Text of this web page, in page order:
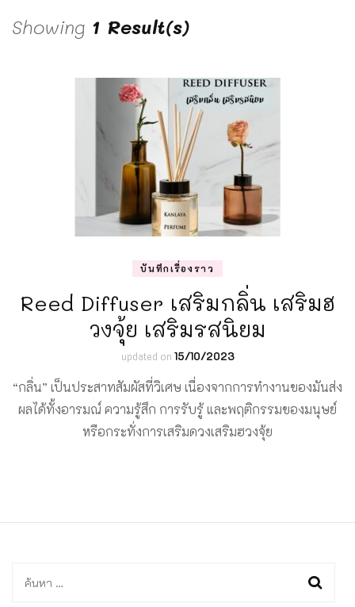
Showing 1 Result(s)
บันทึกเรื่องราว
Reed Diffuser เสริมกลิ่น เสริมฮ
วงจุ้ย เสริมรสนิยม
updated on 15/10/2023
“กลิ่น” เป็นประสาทสัมผัสที่วิเศษ เนื่องจากการทำงานของมันส่ง
ผลได้ทั้งอารมณ์ ความรู้สึก การรับรู้ และพฤติกรรมของมนุษย์
หรือกระทั่งการเสริมดวงเสริมฮวงจุ้ย
ค้นหา